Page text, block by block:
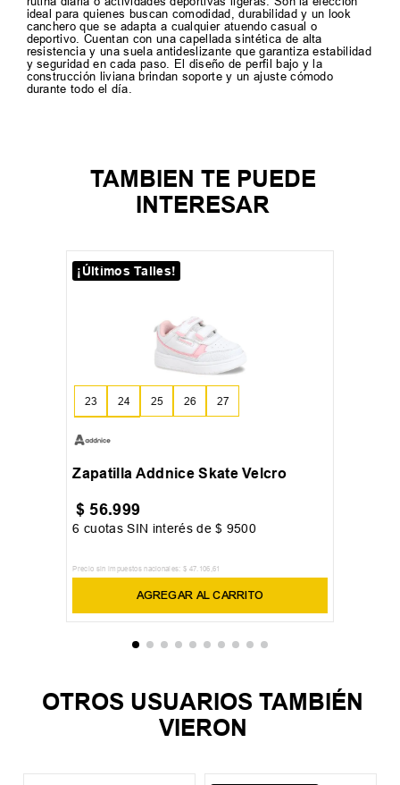
ideal para quienes buscan comodidad, durabilidad y un look
canchero que se adapta a cualquier atuendo casual o
deportivo. Cuentan con una capellada sintética de alta
resistencia y una suela antideslizante que garantiza estabilidad
y seguridad en cada paso. El diseño de perfil bajo y la
construcción liviana brindan soporte y un ajuste cómodo
durante todo el día.
TAMBIEN TE PUEDE
INTERESAR
¡Últimos Talles!
23 24 25 26 27
Zapatilla Addnice Skate Velcro
$ 56.999
6 cuotas SIN interés de$ 9500
Precio sin impuestos nacionales: $ 47 106 61
AGREGAR AL CARRITO
OTROS USUARIOS TAMBIÉN
VIERON